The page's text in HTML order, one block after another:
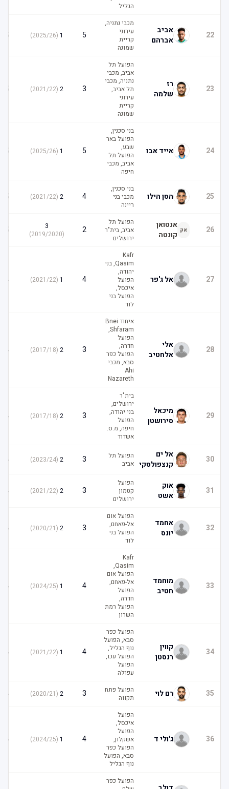
הגליל
22
אביב
אברהם
מכבי נתניה,
עירוני
קריית
שמונה
2025/26
)
23
רז
שלמה
הפועל תל
אביב, מכבי
נתניה, מכבי
תל אביב,
עירוני
קריית
שמונה
(
2021/22
)
24 אייד אבו
בני סכנין,
הפועל באר
שבע,
הפועל תל
אביב, מכבי
חיפה
2025/26
)
25 הסן הילו
בני סכנין,
מכבי בני
ריינה
(
2021/22
)
26 אק
אנטואן
קונטה
הפועל תל
אביב, בית"ר
ירושלים
2019/2020
)
27 אל ג'פר
Kafr
Qasim, בני
יהודה,
הפועל
איכסל,
הפועל בני
לוד
2021/22
)
28
אלי
אלחטיב
איחוד Bnei
Shfaram,
הפועל
חדרה,
הפועל כפר
סבא, מכבי
Ahi
Nazareth
(
2017/18
)
29
מיכאל
סירושטן
בית"ר
ירושלים,
בני יהודה,
הפועל
חיפה, מ.ס.
אשדוד
(
2017/18
)
30
אל ים
קנצפולסקי
הפועל תל
אביב
(
2023/24
)
31
אוק
אשט
הפועל
קטמון
ירושלים
(
2021/22
)
32
אחמד
יונס
הפועל אום
אל-פאחם,
הפועל בני
לוד
(
2020/21
)
33
מוחמד
חטיב
Kafr
Qasim,
הפועל אום
אל-פאחם,
הפועל
חדרה,
הפועל רמת
השרון
2024/25
)
34
קווין
רנסטן
הפועל כפר
סבא, הפועל
נוף הגליל,
הפועל עכו,
הפועל
עפולה
2021/22
)
35 רם לוי
הפועל פתח
תקווה
(
2020/21
)
36 ג'ולי ד
הפועל
איכסל,
הפועל
אשקלון,
הפועל כפר
סבא, הפועל
נוף הגליל
2024/25
)
הפועל כפר